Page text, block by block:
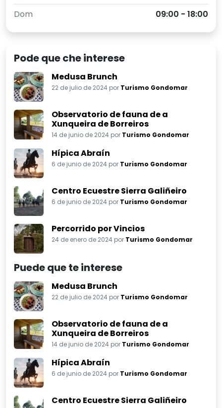
Dom
09:00 - 18:00
Pode que che interese
Medusa Brunch
22 de julio de 2024 por Turismo Gondomar
Observatorio de fauna de a
Xunqueira de Borreiros
14 de junio de 2024 por Turismo Gondomar
Hípica Abraín
6 de junio de 2024 por Turismo Gondomar
Centro Ecuestre Sierra Galiñeiro
6 de junio de 2024 por Turismo Gondomar
Percorrido por Vincios
24 de enero de 2024 por Turismo Gondomar
Puede que te interese
Medusa Brunch
22 de julio de 2024 por Turismo Gondomar
Observatorio de fauna de a
Xunqueira de Borreiros
14 de junio de 2024 por Turismo Gondomar
Hípica Abraín
6 de junio de 2024 por Turismo Gondomar
Centro Ecuestre Sierra Galiñeiro